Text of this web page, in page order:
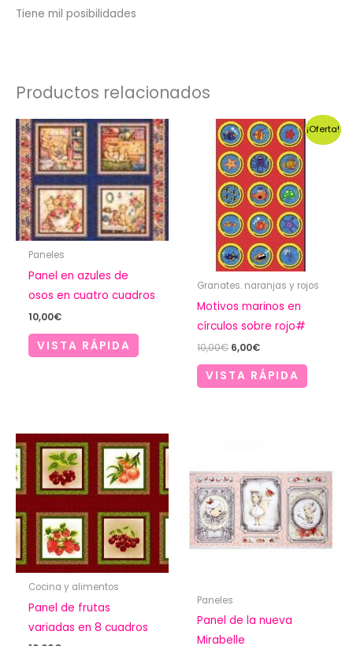
Tiene mil posibilidades
Productos relacionados
Paneles
Panel en azules de
osos en cuatro cuadros
10,00€
VISTA RÁPIDA
¡Oferta!
Granates. naranjas y rojos
Motivos marinos en
círculos sobre rojo#
10,00€ El
original
6,00€El
actual
VISTA RÁPIDA
Cocina y alimentos
Panel de frutas
variadas en 8 cuadros
Paneles
Panel de la nueva
Mirabelle